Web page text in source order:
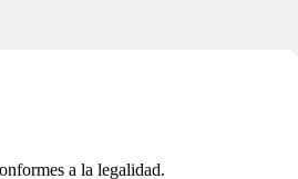
a la legalidad.